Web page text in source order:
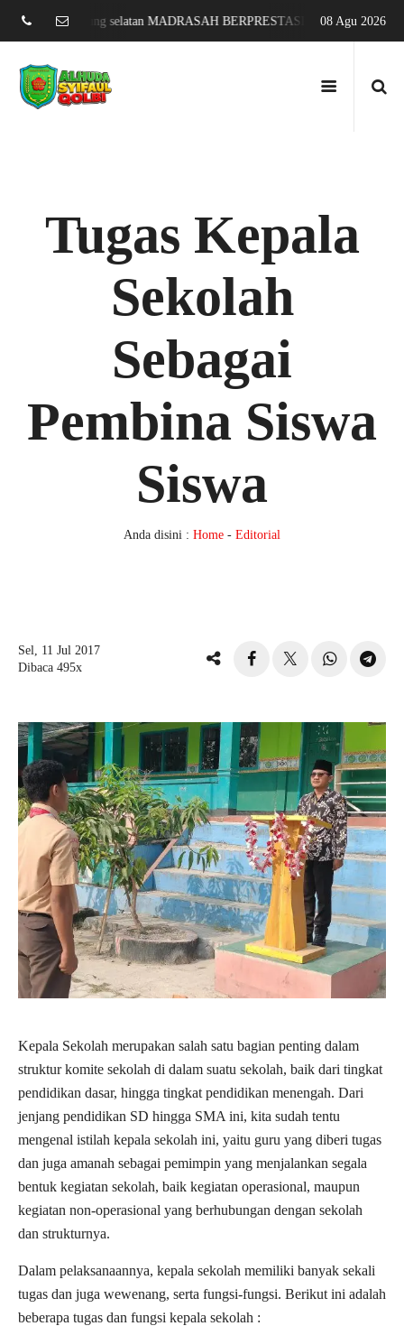
lampung selatan MADRASAH BERPRESTASI DAN MENDUNIA
08 Agu 2026
Tugas Kepala
Sekolah
Sebagai
Pembina Siswa
Siswa
Anda disini : Home - Editorial
Sel, 11 Jul 2017
Dibaca 495x
Kepala Sekolah merupakan salah satu bagian penting dalam
struktur komite sekolah di dalam suatu sekolah, baik dari tingkat
pendidikan dasar, hingga tingkat pendidikan menengah. Dari
jenjang pendidikan SD hingga SMA ini, kita sudah tentu
mengenal istilah kepala sekolah ini, yaitu guru yang diberi tugas
dan juga amanah sebagai pemimpin yang menjalankan segala
bentuk kegiatan sekolah, baik kegiatan operasional, maupun
kegiatan non-operasional yang berhubungan dengan sekolah
dan strukturnya.
Dalam pelaksanaannya, kepala sekolah memiliki banyak sekali
tugas dan juga wewenang, serta fungsi-fungsi. Berikut ini adalah
beberapa tugas dan fungsi kepala sekolah :